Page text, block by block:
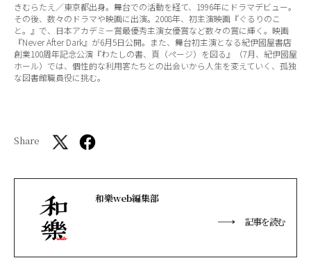
きむらたえ／東京都出身。舞台での活動を経て、1996年にドラマデビュー。
その後、数々のドラマや映画に出演。2008年、初主演映画『ぐるりのこ
と。』で、日本アカデミー賞最優秀主演女優賞など数々の賞に輝く。映画
『Never After Dark』が6月5日公開。また、舞台初主演となる紀伊國屋書店
創業100周年記念公演『わたしの書、頁（ページ）を図る』（7月、紀伊國屋
ホール）では、個性的な利用客たちとの出会いから人生を変えていく、孤独
な図書館職員役に挑む。
Share
和樂web編集部
記事を読む